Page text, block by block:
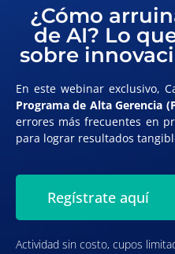
¿Cómo
de AI? Lo
sobre
En este webinar exclusivo,
Programa de Alta Gerencia
errores más frecuentes en
para lograr resultados
Regístrate aquí
Actividad sin costo, cupos